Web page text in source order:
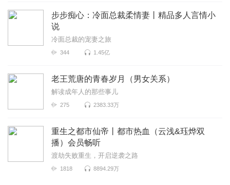
步步痴心：冷面总裁柔情妻丨精品多人言情小
说
冷面总裁的宠妻之旅
344 1.45亿
老王荒唐的青春岁月（男女关系）
解读成年人的那些事儿
275 2383.33万
重生之都市仙帝丨都市热血（云浅&珏烨双
播）会员畅听
渡劫失败重生，开启逆袭之路
1818 8894.29万